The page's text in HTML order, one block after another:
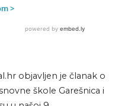
objavljen je članak o
škole Garešnica i